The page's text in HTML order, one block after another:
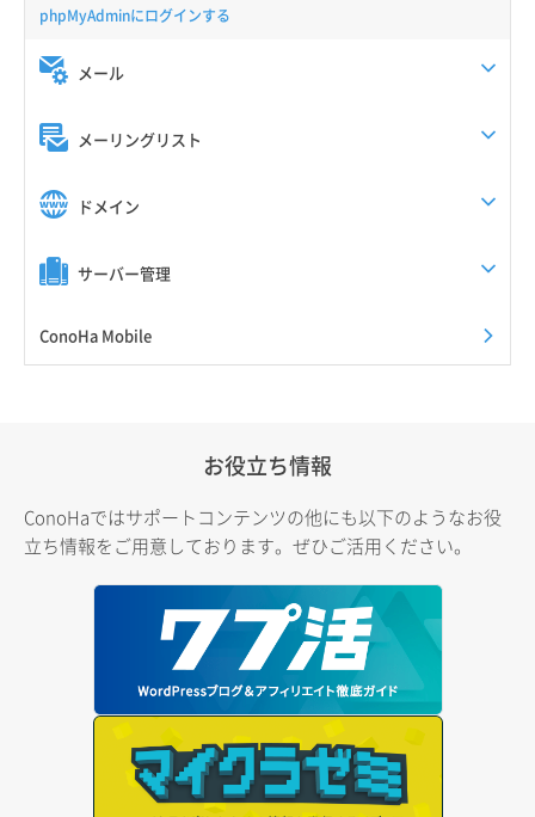
phpMyAdminにログインする
メール
メーリングリスト
ドメイン
サーバー管理
ConoHa Mobile
お役立ち情報
ConoHaではサポートコンテンツの他にも以下のようなお役
立ち情報をご用意しております。ぜひご活用ください。